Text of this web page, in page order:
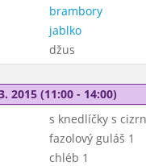
brambory
jablko
džus
2015 (11:00 - 14:00)
s knedlíčky s
fazolový guláš 1
chléb 1